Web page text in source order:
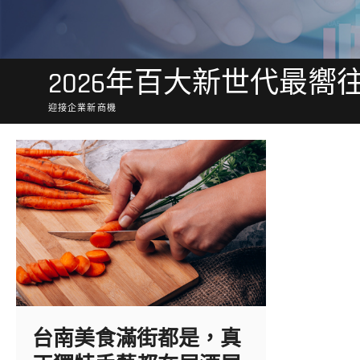
2026年百大新世代最嚮
迎接企業新商機
台南美食滿街都是，真